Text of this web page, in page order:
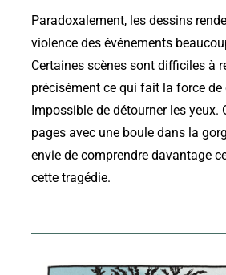
Paradoxalement, les dessins
violence des événements
Certaines scènes sont difficiles à
précisément ce qui fait la force
Impossible de détourner les yeux.
pages avec une boule dans la
envie de comprendre davantage
cette tragédie.